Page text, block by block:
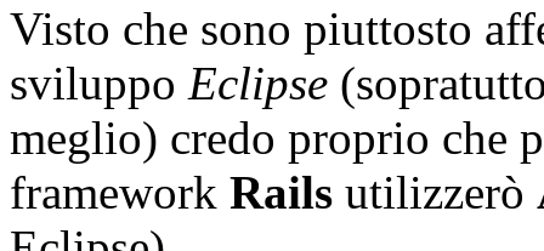
Visto che sono piuttosto
sviluppo Eclipse
meglio) credo proprio che
framework Rails utilizzerò